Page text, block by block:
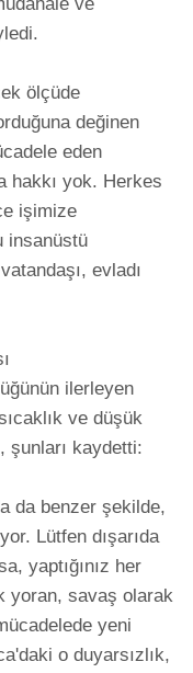
ölçüde
değinen
eden
hakkı yok. Herkes
işimize
insanüstü
evladı
ilerleyen
ve düşük
şunları kaydetti:
da benzer şekilde,
Lütfen dışarıda
yaptığınız her
yoran, savaş olarak
yeni
o duyarsızlık,